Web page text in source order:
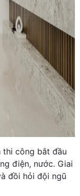
thi công bắt đầu
điện, nước. Giai
đồi hỏi đội ngũ